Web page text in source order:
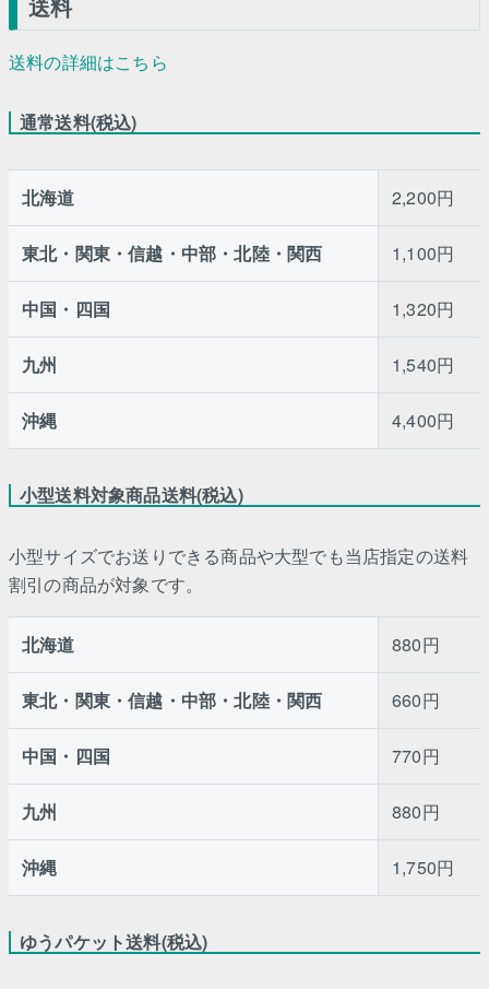
送料
送料の詳細はこちら
通常送料(税込)
北海道 2,200円
東北・関東・信越・中部・北陸・関西 1,100円
中国・四国 1,320円
九州 1,540円
沖縄 4,400円
小型送料対象商品送料(税込)
小型サイズでお送りできる商品や大型でも当店指定の送料
割引の商品が対象です。
北海道 880円
東北・関東・信越・中部・北陸・関西 660円
中国・四国 770円
九州 880円
沖縄 1,750円
ゆうパケット送料(税込)